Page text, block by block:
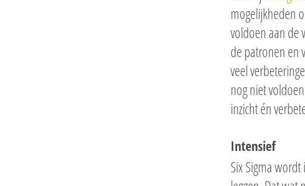
mogelijkheden
voldoen aan de
de patronen en
veel
nog niet
inzicht én
Intensief
Six Sigma